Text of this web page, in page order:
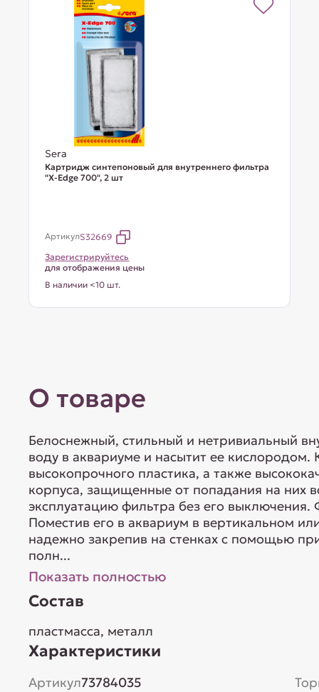
Sera
Картридж синтепоновый для внутреннего фильтра
"X-Edge 700", 2 шт
АртикулS32669
Зарегистрируйтесь
для отображения цены
В наличии <10 шт.
О товаре
Белоснежный, стильный и нетривиальный
воду в аквариуме и насытит ее кислородом.
высокопрочного пластика, а также
корпуса, защищенные от попадания на них
эксплуатацию фильтра без его выключения.
Поместив его в аквариум в вертикальном
надежно закрепив на стенках с помощью
полн...
Показать полностью
Состав
пластмасса, металл
Характеристики
Артикул73784035